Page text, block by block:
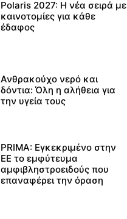
Polaris 2027: Η νέα σειρά με
καινοτομίες για κάθε
έδαφος
Ανθρακούχο νερό και
δόντια: Όλη η αλήθεια για
την υγεία τους
PRIMA: Εγκεκριμένο στην
ΕΕ το εμφύτευμα
αμφιβληστροειδούς που
επαναφέρει την όραση